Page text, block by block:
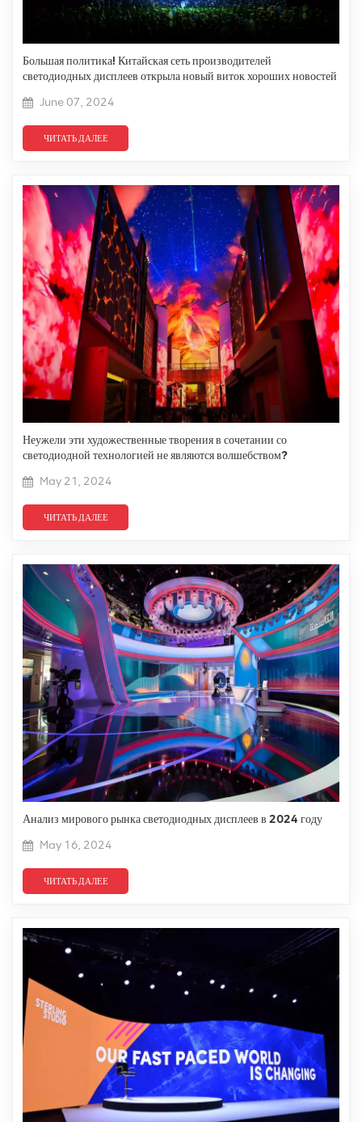
Большая политика! Китайская сеть производителей
светодиодных дисплеев открыла новый виток хороших новостей
June 07, 2024
ЧИТАТЬ ДАЛЕЕ
Неужели эти художественные творения в сочетании со
светодиодной технологией не являются волшебством?
May 21, 2024
ЧИТАТЬ ДАЛЕЕ
Анализ мирового рынка светодиодных дисплеев в 2024 году
May 16, 2024
ЧИТАТЬ ДАЛЕЕ